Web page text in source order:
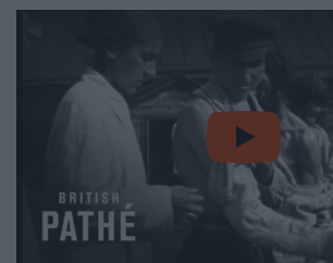
video